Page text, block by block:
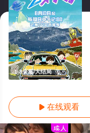
1-8全集/大结局
 在线观看